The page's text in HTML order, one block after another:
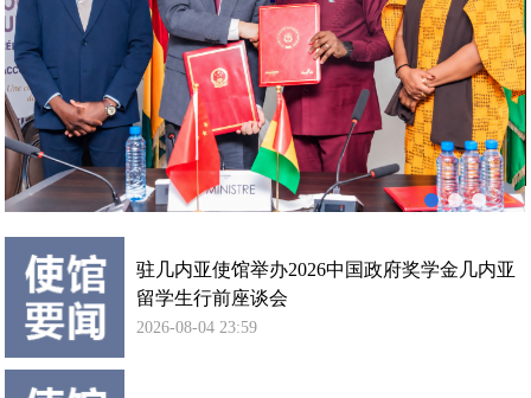
政
向
几
内
亚
提
供
紧
急
粮
食
援
驻几内亚使馆举办2026中国政府奖学金几内亚
留学生行前座谈会
2026-08-04 23:59